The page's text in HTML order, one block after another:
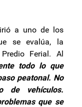
a uno de los
se evalúa, la
Ferial. Al
todo lo que
peatonal. No
de vehículos.
que se